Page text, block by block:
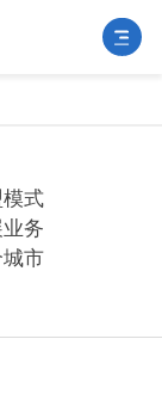
式
务
市